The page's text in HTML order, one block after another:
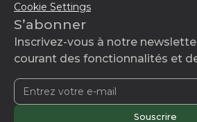
Cookie Settings
S’abonner
Inscrivez-vous à notre
courant des fonctionnalités et